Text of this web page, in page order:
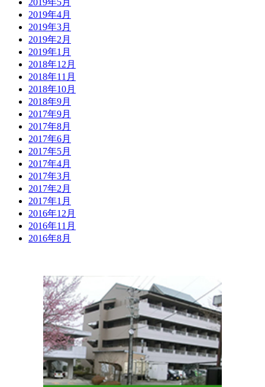
2019年4月
2019年3月
2019年2月
2019年1月
2018年12月
2018年11月
2018年10月
2018年9月
2017年9月
2017年8月
2017年6月
2017年5月
2017年4月
2017年3月
2017年2月
2017年1月
2016年12月
2016年11月
2016年8月